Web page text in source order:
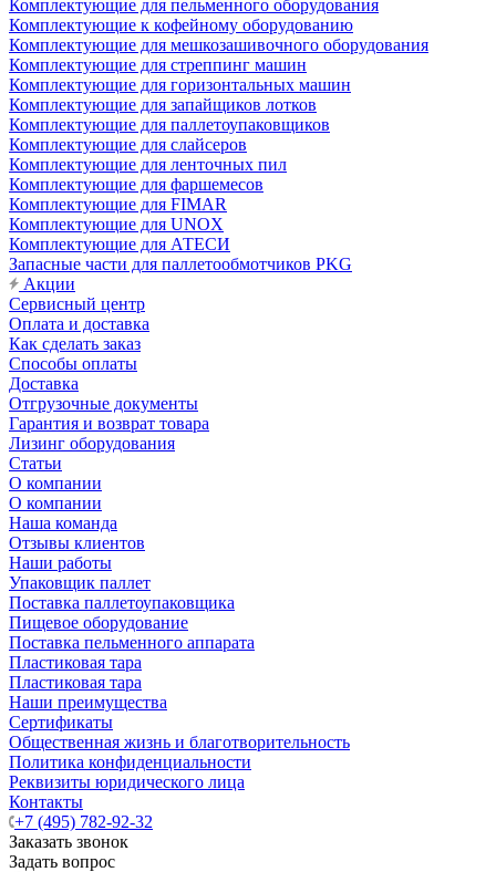
Комплектующие для пельменного оборудования
Комплектующие к кофейному оборудованию
Комплектующие для мешкозашивочного оборудования
Комплектующие для стреппинг машин
Комплектующие для горизонтальных машин
Комплектующие для запайщиков лотков
Комплектующие для паллетоупаковщиков
Комплектующие для слайсеров
Комплектующие для ленточных пил
Комплектующие для фаршемесов
Комплектующие для FIMAR
Комплектующие для UNOX
Комплектующие для АТЕСИ
Запасные части для паллетообмотчиков PKG
Акции
Сервисный центр
Оплата и доставка
Как сделать заказ
Способы оплаты
Доставка
Отгрузочные документы
Гарантия и возврат товара
Лизинг оборудования
Статьи
О компании
О компании
Наша команда
Отзывы клиентов
Наши работы
Упаковщик паллет
Поставка паллетоупаковщика
Пищевое оборудование
Поставка пельменного аппарата
Пластиковая тара
Пластиковая тара
Наши преимущества
Сертификаты
Общественная жизнь и благотворительность
Политика конфиденциальности
Реквизиты юридического лица
Контакты
+7 (495) 782-92-32
Заказать звонок
Задать вопрос